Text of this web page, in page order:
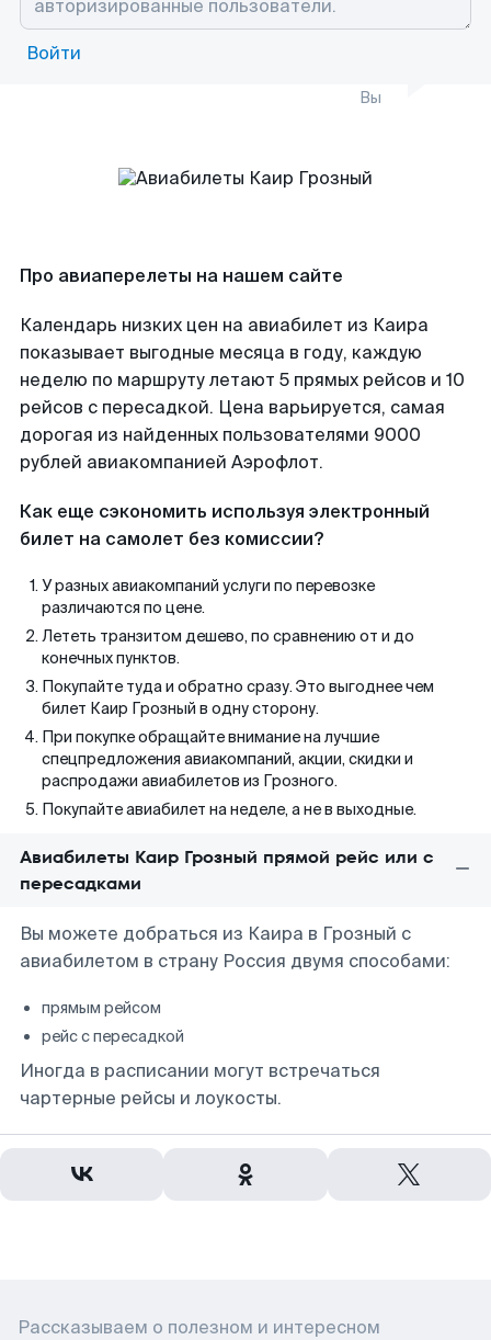
Войти
Вы
Про авиаперелеты на нашем сайте
Календарь низких цен на авиабилет из Каира
показывает выгодные месяца в году, каждую
неделю по маршруту летают 5 прямых рейсов и 10
рейсов с пересадкой. Цена варьируется, самая
дорогая из найденных пользователями 9000
рублей авиакомпанией Аэрофлот.
Как еще сэкономить используя электронный
билет на самолет без комиссии?
У разных авиакомпаний услуги по перевозке
различаются по цене.
Лететь транзитом дешево, по сравнению от и до
конечных пунктов.
Покупайте туда и обратно сразу. Это выгоднее чем
билет Каир Грозный в одну сторону.
При покупке обращайте внимание на лучшие
спецпредложения авиакомпаний, акции, скидки и
распродажи авиабилетов из Грозного.
Покупайте авиабилет на неделе, а не в выходные.
Авиабилеты Каир Грозный прямой рейс или с
пересадками
Вы можете добраться из Каира в Грозный с
авиабилетом в страну Россия двумя способами:
прямым рейсом
рейс с пересадкой
Иногда в расписании могут встречаться
чартерные рейсы и лоукосты.
Рассказываем о полезном и интересном